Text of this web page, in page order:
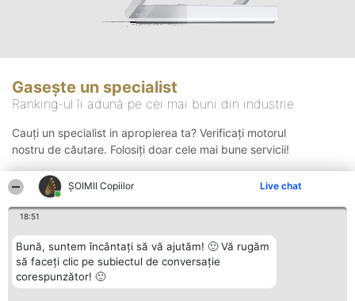
ȘOIMII Copiilor Live chat
18:51
Bună, suntem încântați să vă ajutăm! 🙂 Vă rugăm
să faceți clic pe subiectul de conversație
corespunzător! 🙂
Gasește un specialist
Ranking-ul îi adună pe cei mai buni din industrie
Cauți un specialist in apropierea ta? Verificați motorul
nostru de căutare. Folosiți doar cele mai bune servicii!